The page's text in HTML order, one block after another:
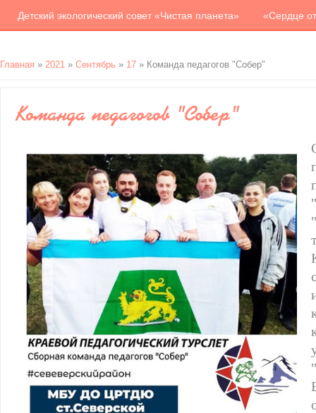
Детский экологический совет «Чистая планета» «Сердце
Главная » 2021 » Сентябрь » 17 » Команда педагогов "Собер"
Команда педагогов "Собер"